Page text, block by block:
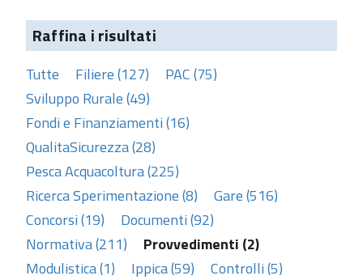
Raffina i risultati
Tutte Filiere (127)
PAC (75)
Sviluppo Rurale (49)
Fondi e Finanziamenti (16)
QualitaSicurezza (28)
Pesca Acquacoltura (225)
Ricerca Sperimentazione (8)
Gare (516)
Concorsi (19)
Documenti (92)
Normativa (211)
Provvedimenti (2)
Modulistica (1)
Ippica (59)
Controlli (5)